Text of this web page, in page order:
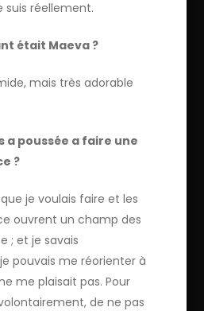
suis réellement.
était Maeva ?
mais très adorable
a poussée a faire une
?
je voulais faire et les
ouvrent un champ des
; et je savais
pouvais me réorienter à
me plaisait pas. Pour
de ne pas